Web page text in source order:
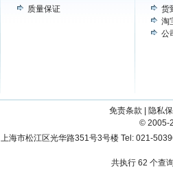
质量保证
货
淘
公
免责条款
隐私
© 2005-
上海市松江区光华路351号3号楼 Tel: 021-
共执行 62 个查